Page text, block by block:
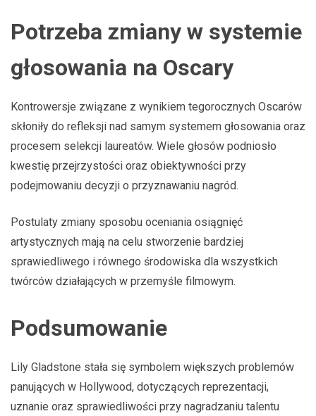
Potrzeba zmiany w systemie
głosowania na Oscary
Kontrowersje związane z wynikiem tegorocznych Oscarów
skłoniły do refleksji nad samym systemem głosowania oraz
procesem selekcji laureatów. Wiele głosów podniosło
kwestię przejrzystości oraz obiektywności przy
podejmowaniu decyzji o przyznawaniu nagród.
Postulaty zmiany sposobu oceniania osiągnięć
artystycznych mają na celu stworzenie bardziej
sprawiedliwego i równego środowiska dla wszystkich
twórców działających w przemyśle filmowym.
Podsumowanie
Lily Gladstone stała się symbolem większych problemów
panujących w Hollywood, dotyczących reprezentacji,
uznanie oraz sprawiedliwości przy nagradzaniu talentu